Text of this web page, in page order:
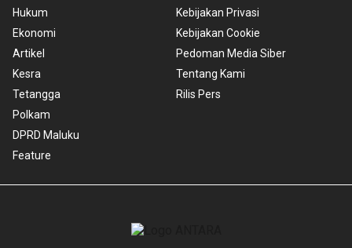
Hukum
Ekonomi
Artikel
Kesra
Tetangga
Polkam
DPRD Maluku
Feature
Kebijakan Privasi
Kebijakan Cookie
Pedoman Media Siber
Tentang Kami
Rilis Pers